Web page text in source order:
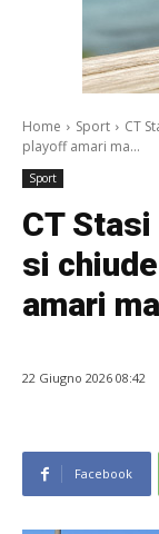
Home Sport
CT
playoff amari ma...
Sport
CT
si
amari
22 Giugno 2026 08:42
Facebook